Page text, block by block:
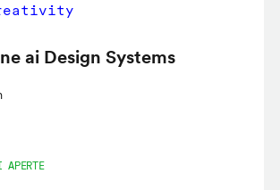
ai Design Systems